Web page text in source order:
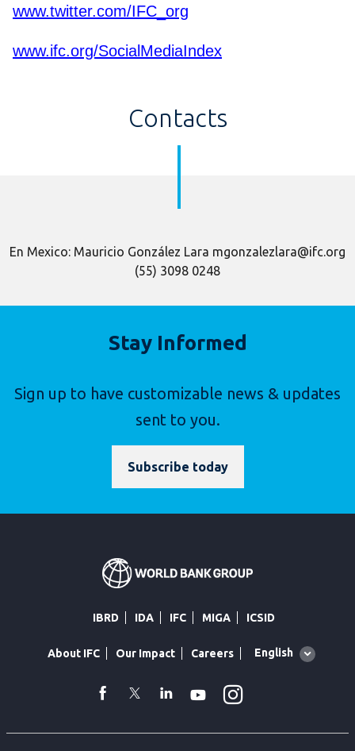
www.twitter.com/IFC_org
www.ifc.org/SocialMediaIndex
Contacts
En Mexico: Mauricio González Lara mgonzalezlara@ifc.org
(55) 3098 0248
Stay Informed
Sign up to have customizable news & updates
sent to you.
Subscribe today
IBRD IDA IFC MIGA ICSID
About IFC Our Impact Careers
Global
English
facebook
TwitterLinkedin
Youtube